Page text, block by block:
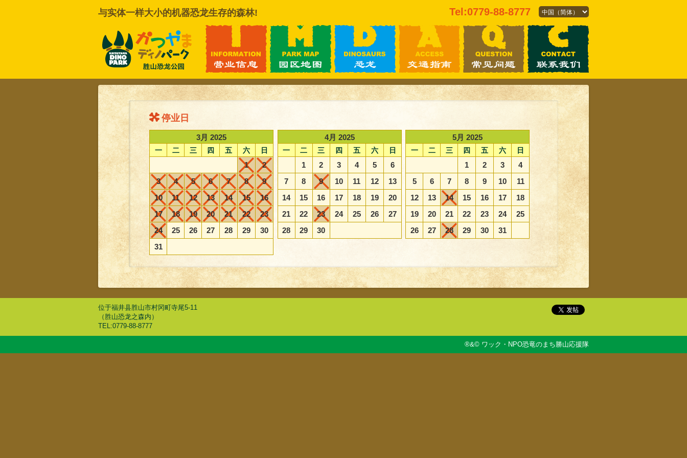
与实体一样大小的机器恐龙生存的森林! Tel:0779-88-8777
停业日
3月 2025
一 二 三 四 五 六 日
1
2
3
4 5 6 7 8
9
10
11 12 13 14 15
16
17
18 19 20 21 22
23
24
25 26 27 28 29
30
31
4月 2025
一 二 三 四 五 六 日
1 2 3 4 5
6
7
8 9 10 11 12
13
14
15 16 17 18 19
20
21
22 23 24 25 26
27
28
29 30
5月 2025
一 二 三 四 五 六 日
1 2 3
4
5
6 7 8 9 10
11
12
13 14 15 16 17
18
19
20 21 22 23 24
25
26
27 28 29 30 31
位于福井县胜山市村冈町寺尾5-11
（胜山恐龙之森内）
TEL:0779-88-8777
®&© ワック・NPO恐竜のまち勝山応援隊